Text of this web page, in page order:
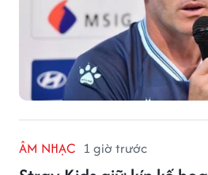
ÂM NHẠC 1 giờ trước